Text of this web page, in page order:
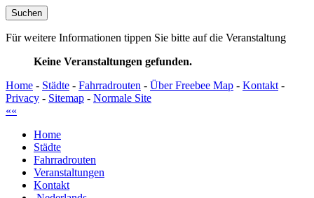
Für weitere Informationen tippen Sie bitte auf die Veranstaltung
Keine Veranstaltungen gefunden.
Home - Städte - Fahrradrouten - Über Freebee Map - Kontakt -
Privacy - Sitemap - Normale Site
««
Home
Städte
Fahrradrouten
Veranstaltungen
Kontakt